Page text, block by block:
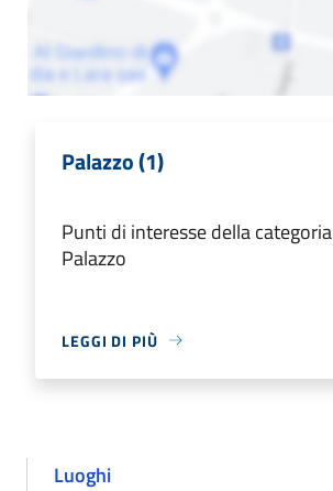
Palazzo (1)
Punti di interesse della categoria
Palazzo
LEGGI DI PIÙ
Luoghi